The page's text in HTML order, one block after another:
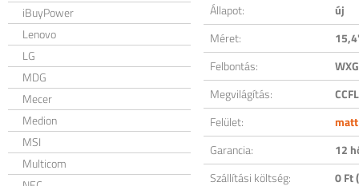
iBuyPower
Lenovo
LG
MDG
Mecer
Medion
MSI
Multicom
Állapot:
új
Méret:
Felbontás:
Megvilágítás:
CCFL
Felület:
matt
Garancia:
12
Szállítási költség:
0 Ft